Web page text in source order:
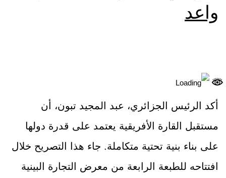
واعد
أكد الرئيس الجزائري، عبد المجيد تبون، أن
مستقبل القارة الأفريقية يعتمد على قدرة دولها
على بناء بنية تحتية متكاملة. جاء هذا التصريح خلال
افتتاحه للطبعة الرابعة من معرض التجارة البينية